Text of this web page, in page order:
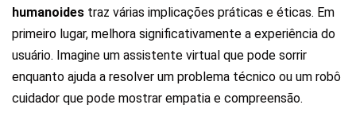
humanoides traz várias implicações práticas e éticas. Em
primeiro lugar, melhora significativamente a experiência do
usuário. Imagine um assistente virtual que pode sorrir
enquanto ajuda a resolver um problema técnico ou um robô
cuidador que pode mostrar empatia e compreensão.